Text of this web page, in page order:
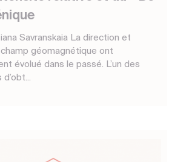
Savranskaia La direction et
champ géomagnétique ont
évolué dans le passé. L’un des